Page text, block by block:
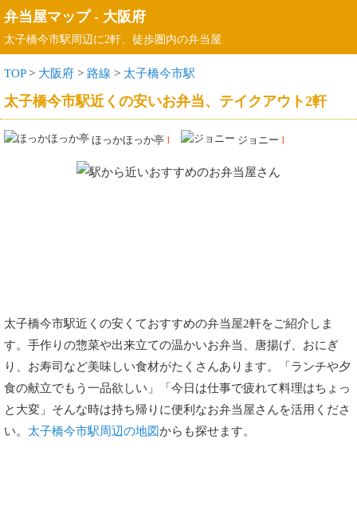
弁当屋マップ- 大阪府
太子橋今市駅周辺に2軒、徒歩圏内の弁当屋
TOP> 大阪府 > 路線 > 太子橋今市駅
太子橋今市駅近くの安いお弁当、テイクアウト2軒
ほっかほっか亭 1 ジョニー 1
太子橋今市駅近くの安くておすすめの弁当屋2軒をご紹介しま
す。手作りの惣菜や出来立ての温かいお弁当、唐揚げ、おにぎ
り、お寿司など美味しい食材がたくさんあります。「ランチや夕
食の献立でもう一品欲しい」「今日は仕事で疲れて料理はちょっ
と大変」そんな時は持ち帰りに便利なお弁当屋さんを活用くださ
い。 太子橋今市駅周辺の地図からも探せます。